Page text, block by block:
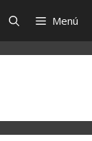
Menú